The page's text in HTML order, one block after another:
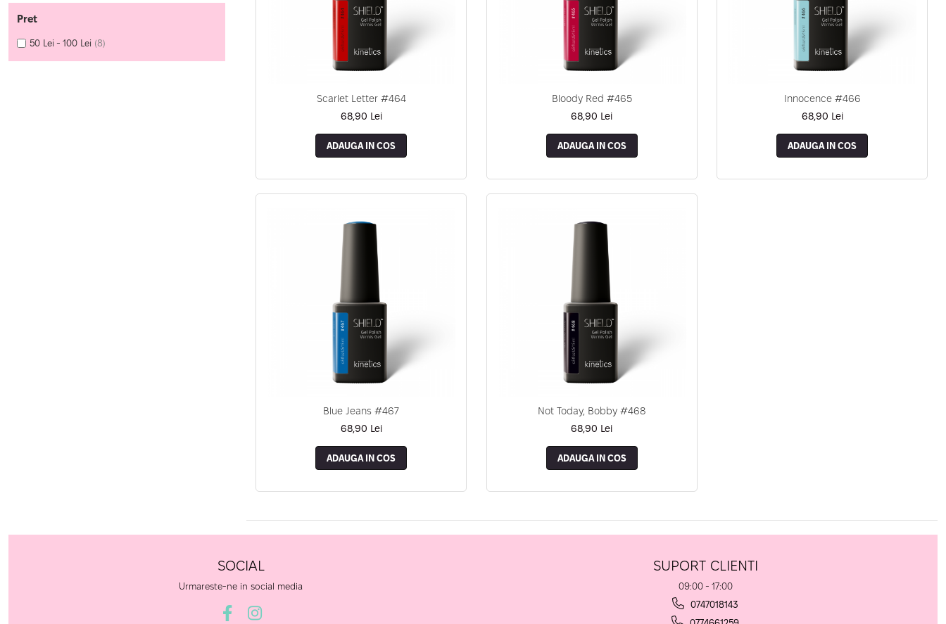
Pret
50 Lei - 100 Lei (8)
Scarlet Letter #464
68,90 Lei
ADAUGA IN COS
Bloody Red #465
68,90 Lei
ADAUGA IN COS
Innocence #466
68,90 Lei
ADAUGA IN COS
Blue Jeans #467
68,90 Lei
ADAUGA IN COS
Not Today, Bobby #468
68,90 Lei
ADAUGA IN COS
SOCIAL
Urmareste-ne in social media
SUPORT CLIENTI
09:00 - 17:00
0747018143